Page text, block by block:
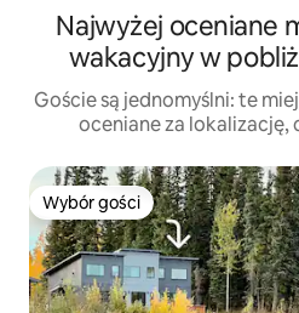
Najwyżej oceniane
wakacyjny w
Goście są jednomyślni: te
oceniane za lokalizację,
Wybór gości
Wybór gości